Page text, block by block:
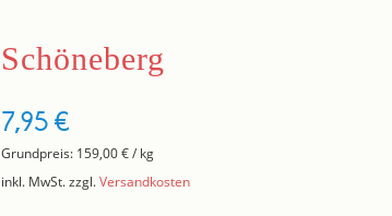
Schöneberg
7,95€
Grundpreis: 159,00€/ kg
inkl. MwSt.zzgl.Versandkosten